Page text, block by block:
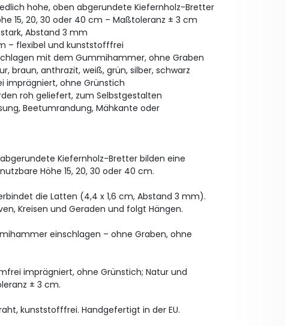
hohe, oben abgerundete Kiefernholz-Bretter
15, 20, 30 oder 40 cm – Maßtoleranz ± 3 cm
Abstand 3 mm
– flexibel und kunststofffrei
mit dem Gummihammer, ohne Graben
braun, anthrazit, weiß, grün, silber, schwarz
imprägniert, ohne Grünstich
roh geliefert, zum Selbstgestalten
Beetumrandung, Mähkante oder
Kiefernholz-Bretter bilden eine
Höhe 15, 20, 30 oder 40 cm.
die Latten (4,4 x 1,6 cm, Abstand 3 mm).
Kreisen und Geraden und folgt Hängen.
einschlagen – ohne Graben, ohne
imprägniert, ohne Grünstich; Natur und
± 3 cm.
kunststofffrei. Handgefertigt in der EU.